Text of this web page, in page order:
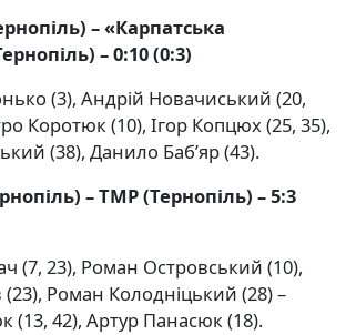
– «Карпатська
– 0:10 (0:3)
(3), Андрій Новачиський (20,
Коротюк (10), Ігор Копцюх (25, 35),
(38), Данило Баб’яр (43).
– ТМР (Тернопіль) – 5:3
(7, 23), Роман Островський (10),
Роман Колодніцький (28) –
(13, 42), Артур Панасюк (18).